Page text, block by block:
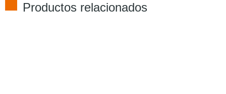
Productos relacionados